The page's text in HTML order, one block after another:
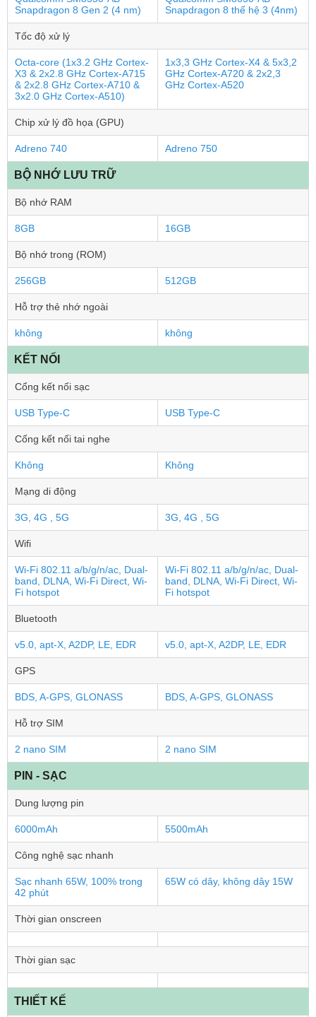
Snapdragon 8 Gen 2 (4 nm)
Snapdragon 8 thế hệ 3 (4nm)
Tốc độ xử lý
Octa-core (1x3.2 GHz Cortex-
X3 & 2x2.8 GHz Cortex-A715
& 2x2.8 GHz Cortex-A710 &
3x2.0 GHz Cortex-A510)
1x3,3 GHz Cortex-X4 & 5x3,2
GHz Cortex-A720 & 2x2,3
GHz Cortex-A520
Chip xử lý đồ họa (GPU)
Adreno 740 Adreno 750
BỘ NHỚ LƯU TRỮ
Bộ nhớ RAM
8GB 16GB
Bộ nhớ trong (ROM)
256GB 512GB
Hỗ trợ thẻ nhớ ngoài
không không
KẾT NỐI
Cổng kết nối sạc
USB Type-C USB Type-C
Cổng kết nối tai nghe
Không Không
Mạng di động
3G, 4G , 5G 3G, 4G , 5G
Wifi
Wi-Fi 802.11 a/b/g/n/ac, Dual-
band, DLNA, Wi-Fi Direct, Wi-
Fi hotspot
Wi-Fi 802.11 a/b/g/n/ac, Dual-
band, DLNA, Wi-Fi Direct, Wi-
Fi hotspot
Bluetooth
v5.0, apt-X, A2DP, LE, EDR v5.0, apt-X, A2DP, LE, EDR
GPS
BDS, A-GPS, GLONASS BDS, A-GPS, GLONASS
Hỗ trợ SIM
2 nano SIM 2 nano SIM
PIN - SẠC
Dung lượng pin
6000mAh 5500mAh
Công nghệ sạc nhanh
Sạc nhanh 65W, 100% trong
42 phút
65W có dây, không dây 15W
Thời gian onscreen
Thời gian sạc
THIẾT KẾ